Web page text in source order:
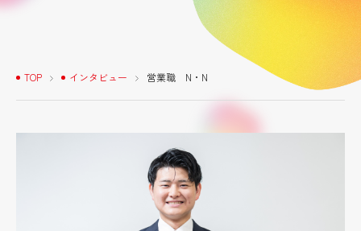
TOP インタビュー 営業職 N・N